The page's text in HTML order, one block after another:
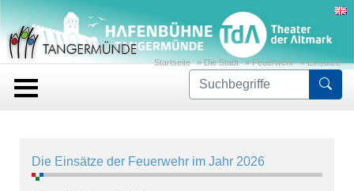
Startseite »Die Stadt »Feuerwehr »Einsätze
Die Einsätze der Feuerwehr im Jahr 2026